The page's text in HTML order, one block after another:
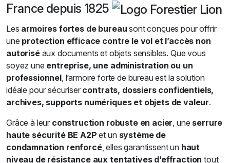
France depuis 1825
Les armoires fortes de bureau sont conçues pour offrir
une protection efficace contre le vol et l’accès non
autorisé aux documents et objets sensibles. Que vous
soyez une entreprise, une administration ou un
professionnel, l’armoire forte de bureau est la solution
idéale pour sécuriser contrats, dossiers confidentiels,
archives, supports numériques et objets de valeur.
Grâce à leur construction robuste en acier , une serrure
haute sécurité BE A2P et un système de
condamnation renforcé, elles garantissent un haut
niveau de résistance aux tentatives d’effraction tout